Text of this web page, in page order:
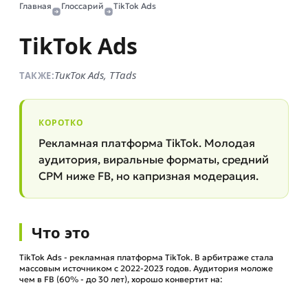
Главная Глоссарий TikTok Ads
TikTok Ads
ТАКЖЕ:ТикТок Ads, TTads
КОРОТКО
Рекламная платформа TikTok. Молодая
аудитория, виральные форматы, средний
CPM ниже FB, но капризная модерация.
Что это
TikTok Ads - рекламная платформа TikTok. В арбитраже стала
массовым источником с 2022-2023 годов. Аудитория моложе
чем в FB (60% - до 30 лет), хорошо конвертит на: